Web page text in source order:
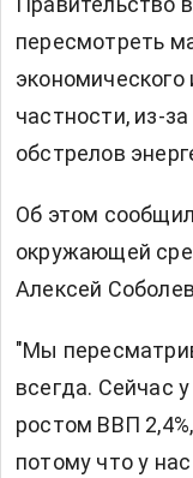
пересмотреть
экономического
частности, из-
обстрелов
Об этом
окружающей
Алексей
"Мы
всегда. Сейчас
ростом ВВП
потому что у